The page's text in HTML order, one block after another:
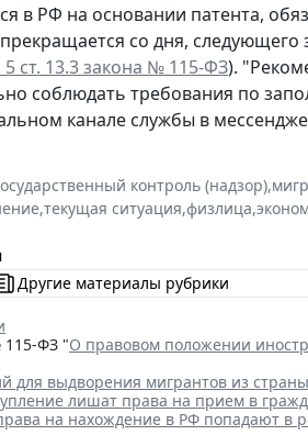
в РФ на основании патента,
со дня,
5 ст. 13.3 закона № 115-ФЗ).
соблюдать требования по
канале службы в
контроль (надзор),
,текущая ситуация,физлица,
Другие материалы рубрики
115-ФЗ "О правовом положении
для выдворения мигрантов из страны
лишат права на прием в
на нахождение в РФ попадают в